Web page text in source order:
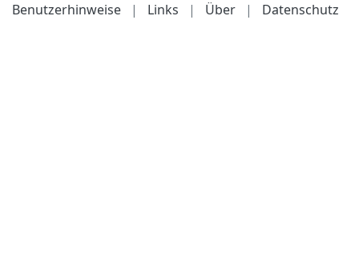
Benutzerhinweise
| Links | Über | Datenschutz